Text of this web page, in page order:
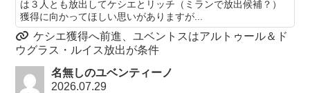
は３人とも放出してケシエとリッチ（ミランで放出候補？）
獲得に向かってほしい思いがありますが...
ケシエ獲得へ前進、ユベントスはアルトゥール＆ド
ウグラス・ルイス放出が条件
名無しのユベンティーノ
2026.07.29